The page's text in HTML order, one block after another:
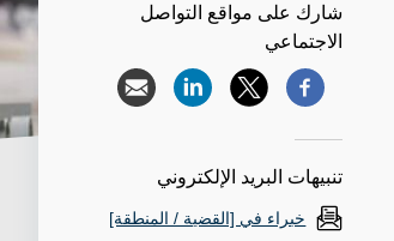
شارك على مواقع التواصل
الاجتماعي
تنبيهات البريد الإلكتروني
خبراء في [القضية / المنطقة]